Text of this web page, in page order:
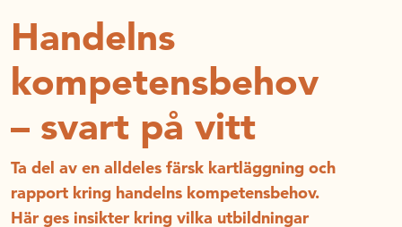
Handelns
kompetensbehov
– svart på vitt
Ta del av en alldeles färsk kartläggning och
rapport kring handelns kompetensbehov.
Här ges insikter kring vilka utbildningar